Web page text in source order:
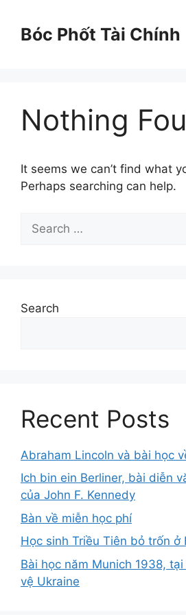
contentBóc Phốt Tài Chính
Nothing
It seems we can’t find what
Perhaps searching can help.
for:
Search
Recent Posts
Abraham Lincoln và bài học
Ich bin ein Berliner, bài diễn
của John F. Kennedy
Bàn về miễn học phí
Học sinh Triều Tiên bỏ trốn ở
Bài học năm Munich 1938,
vệ Ukraine